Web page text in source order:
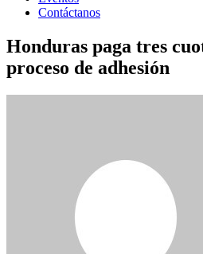
Contáctanos
Honduras paga tres
proceso de adhesión